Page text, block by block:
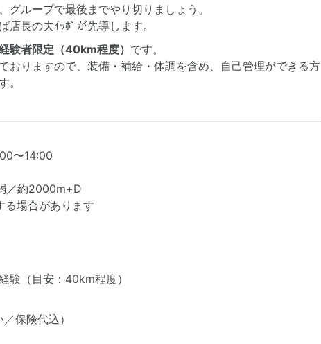
グループで最後までやり切りましょう。
長の夫ｲｯﾎﾟが先導します。
験者限定（40km程度） です。
おりますので、装備・補給・体調を含め、自己管理ができる方
。
〜14:00
／約2000m+D
場合があります
験（目安：40km程度）
保険代込）